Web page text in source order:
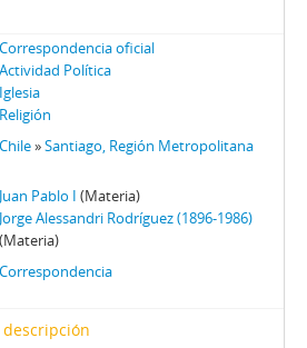
Correspondencia oficial
Actividad Política
Iglesia
Religión
Chile»Santiago, Región Metropolitana
Juan Pablo I (Materia)
Jorge Alessandri Rodríguez (1896-1986)
(Materia)
Correspondencia